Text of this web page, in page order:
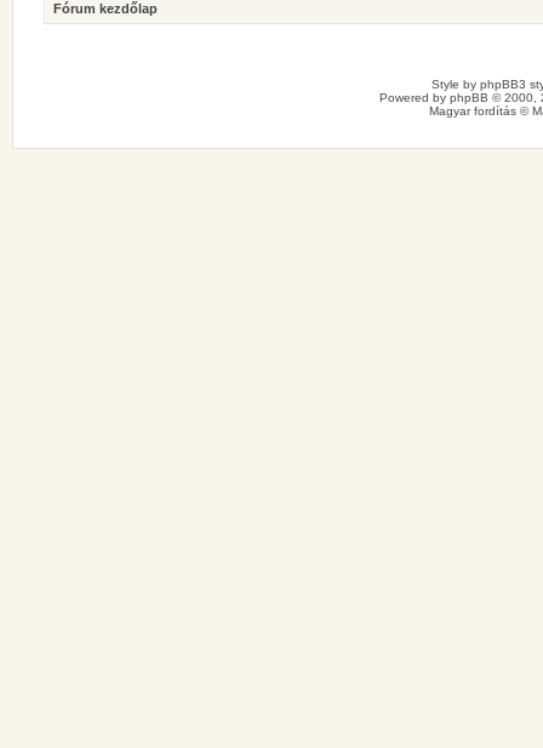
Fórum kezdőlap
Style by phpBB3
Powered by phpBB © 2000,
Magyar fordítás ©